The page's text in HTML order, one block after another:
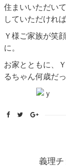
住まいいただい
していただけれ
Ｙ様ご家族が笑
に。
お家とともに、
るちゃん何歳だ
義理チ